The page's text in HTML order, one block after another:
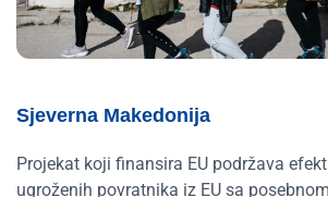
Sjeverna Makedonija
Projekat koji finansira EU podržava
ugroženih povratnika iz EU sa